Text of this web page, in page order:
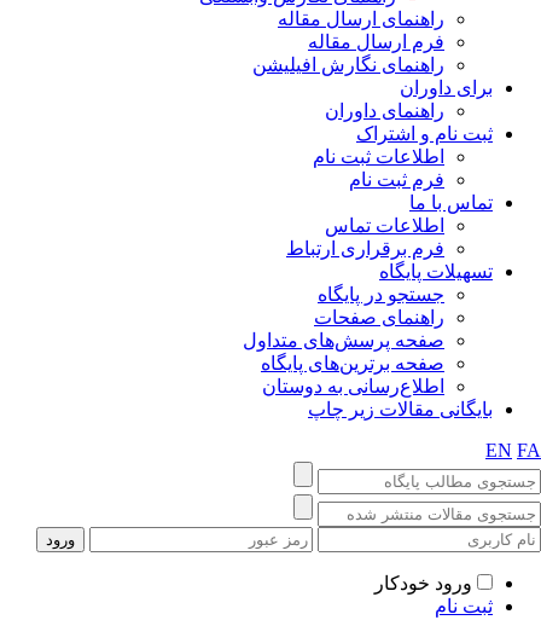
راهنمای ارسال مقاله
فرم ارسال مقاله
راهنمای نگارش افیلیشن
برای داوران
راهنمای داوران
ثبت نام و اشتراک
اطلاعات ثبت نام
فرم ثبت نام
تماس با ما
اطلاعات تماس
فرم برقراری ارتباط
تسهیلات پایگاه
جستجو در پایگاه
راهنمای صفحات
صفحه پرسش‌های متداول
صفحه برترین‌های پایگاه
اطلاع‌رسانی به دوستان
بایگانی مقالات زیر چاپ
EN
ورود خودکار
ثبت نام